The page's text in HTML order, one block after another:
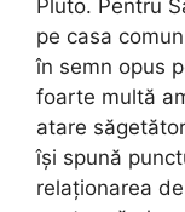
Pluto. Pentru
pe casa
în semn opus
foarte multă
atare
își spună
relaționarea